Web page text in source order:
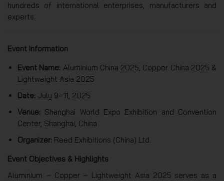
hundreds of international enterprises, manufacturers and
experts.
Event Information
Event Name: Aluminium China 2025, Copper China 2025 &
Lightweight Asia 2025
Date: July 9–11, 2025
Venue: Shanghai World Expo Exhibition and Convention
Center, Shanghai, China
Organizer: Reed Exhibitions (China) Ltd.
Event Objectives & Highlights
Aluminium – Copper – Lightweight Asia 2025 serves as a